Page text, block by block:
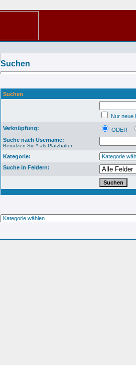
Suchen
Suchen
Nur neue
Verknüpfung:
ODER
Suche nach Username:
Benutzen Sie * als Platzhalter.
Kategorie:
Suche in Feldern: